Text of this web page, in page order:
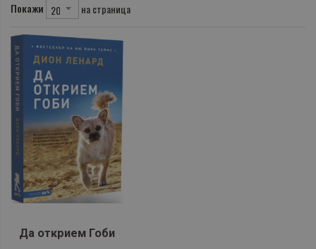
Покажи на страница
Да открием Гоби